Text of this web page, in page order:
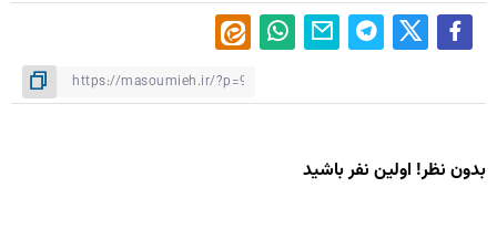
بدون نظر! اولین نفر باشید